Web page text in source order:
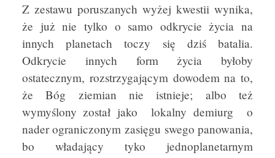
Z zestawu poruszanych wyżej kwestii wynika,
że już nie tylko o samo odkrycie życia na
innych planetach toczy się dziś batalia.
Odkrycie innych form życia byłoby
ostatecznym, rozstrzygającym dowodem na to,
że Bóg ziemian nie istnieje; albo też
wymyślony został jako lokalny demiurg o
nader ograniczonym zasięgu swego panowania,
bo władający tyko jednoplanetarnym